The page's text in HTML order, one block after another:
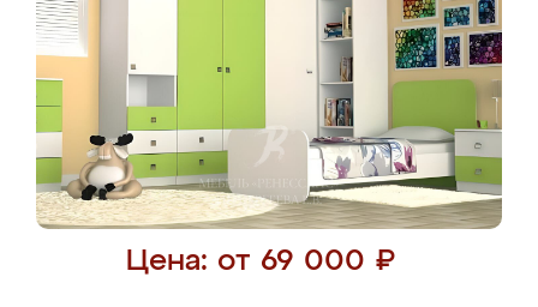
Цена: от 69 000 ₽